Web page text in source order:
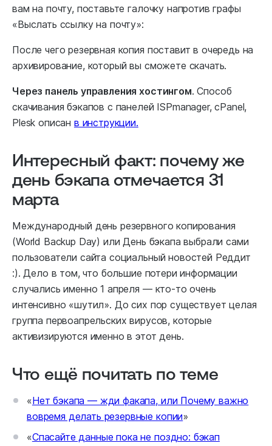
вам на почту, поставьте галочку напротив графы
«Выслать ссылку на почту»:
После чего резервная копия поставит в очередь на
архивирование, который вы сможете скачать.
Через панель управления хостингом. Способ
скачивания бэкапов с панелей ISPmanager, cPanel,
Plesk описан в инструкции.
Интересный факт: почему же
день бэкапа отмечается 31
марта
Международный день резервного копирования
(World Backup Day) или День бэкапа выбрали сами
пользователи сайта социальный новостей Реддит
:). Дело в том, что большие потери информации
случались именно 1 апреля — кто-то очень
интенсивно «шутил». До сих пор существует целая
группа первоапрельских вирусов, которые
активизируются именно в этот день.
Что ещё почитать по теме
«Нет бэкапа — жди факапа, или Почему важно
вовремя делать резервные копии»
«Спасайте данные пока не поздно: бэкап